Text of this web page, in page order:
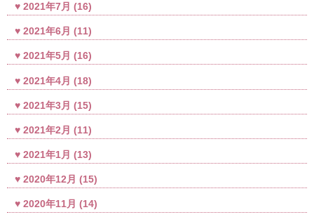
2021年7月 (16)
2021年6月 (11)
2021年5月 (16)
2021年4月 (18)
2021年3月 (15)
2021年2月 (11)
2021年1月 (13)
2020年12月 (15)
2020年11月 (14)